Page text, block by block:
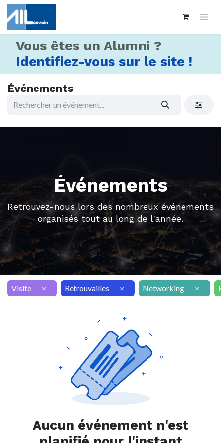
Vous êtes un Alumni ?
Identifiez-vous sur le site !
Événements
Événements
Retrouvez-nous lors des nombreux événements
organisés tout au long de l'année.
Visite × Retrouvailles × Networking ×
Aucun événement n'est